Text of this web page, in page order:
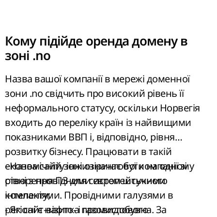
Кому підійде оренда домену в
зоні .no
Назва вашої компанії в мережі доменної
зони .no свідчить про високий рівень її
неформального статусу, оскільки Норвегія
входить до переліку країн із найвищими
показниками ВВП і, відповідно, рівня
розвитку бізнесу. Працювати в такій
економічній зоні означає бути на одному
рівні з провідними європейськими
компаніями. Провідними галузями в
регіоні є нафто- і газовидобувна. За
- Назва сайту інжинірингової компанії зі
створення ПЗ для систем штучного
інтелекту;
- Як сайт-візитка промислового